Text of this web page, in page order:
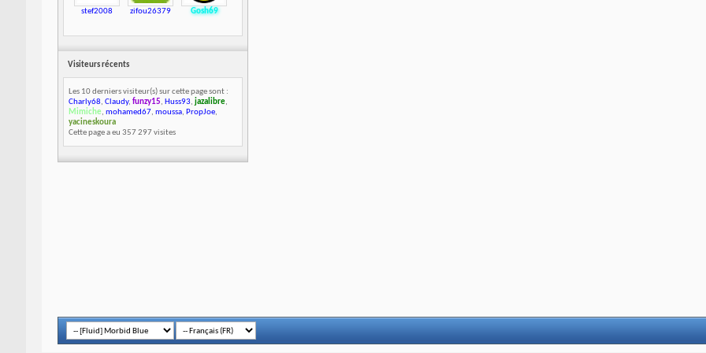
stef2008 zifou26379 Gosh69
Visiteurs récents
Les 10 derniers visiteur(s) sur cette page sont :
Charly68, Claudy, funzy15, Huss93, jazalibre,
Mimiche, mohamed67, moussa, PropJoe,
yacineskoura
Cette page a eu 357 297visites